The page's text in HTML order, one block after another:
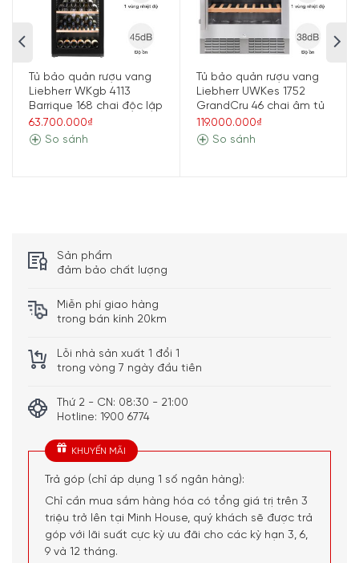
Thông số kỹ thuật
Thương hiệu
Model
Kiểu tủ Độc lập
Số vùng và khoảng
1 vùng; từ 5°C – 20°C
Công nghệ bảo
quản rượu
Tiện ích
Kệ trưng bày bảo quản các chai
Kích thước thiết bị
Cao 164,6 cm x Ngang 65,7 cm x
Kệ trưng bày rượu vang
Trong Tủ Bảo Quản Rượu VangLiebherr WKb 4112có một
kệ trưng bày rượu hoàn hảo để vừa giữ những chai rượu ở
mê hoặc của thức uống hảo hạng này. Thiết kế kệ này đủ
linh hoạt cho 6 chai rượu vang ở phía sau hoặc phía bên
Tủ bảo quản rượu vang
Liebherr WKgb 4113
Barrique 168 chai độc lập
63.700.000₫
So sánh
Tủ bảo quản rượu vang
Liebherr UWKes 1752
GrandCru 46 chai âm tủ
119.000.000₫
So sánh
Sản phẩm
đảm bảo chất lượng
Miễn phí giao hàng
trong bán kính 20km
Lỗi nhà sản xuất 1 đổi 1
trong vòng 7 ngày đầu tiên
Thứ 2 - CN: 08:30 - 21:00
Hotline: 1900 6774
KHUYẾN MÃI
Trả góp (chỉ áp dụng 1 số ngân hàng):
Chỉ cần mua sắm hàng hóa có tổng giá trị trên 3
triệu trở lên tại Minh House, quý khách sẽ được trả
góp với lãi suất cực kỳ ưu đãi cho các kỳ hạn 3, 6,
9 và 12 tháng.